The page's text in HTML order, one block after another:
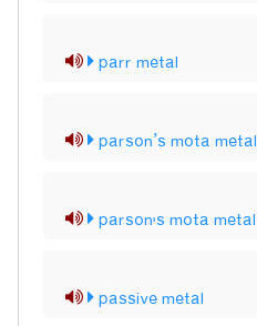
parr metal
parson’s mota metal
parson's mota metal
passive metal